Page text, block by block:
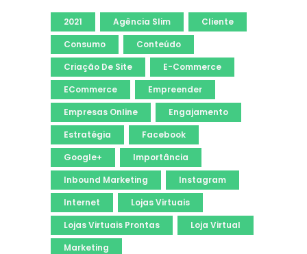
2021 Agência Slim
Cliente
Consumo
Conteúdo
Criação De Site
E-Commerce
ECommerce
Empreender
Empresas Online
Engajamento
Estratégia
Facebook
Google+
Importância
Inbound Marketing
Instagram
Internet
Lojas Virtuais
Lojas Virtuais Prontas
Loja Virtual
Marketing